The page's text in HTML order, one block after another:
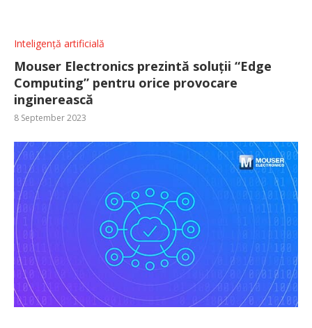
Inteligență artificială
Mouser Electronics prezintă soluții “Edge
Computing” pentru orice provocare
inginerească
8 September 2023